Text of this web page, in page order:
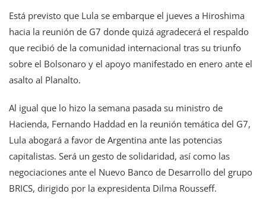
Está previsto que Lula se embarque el jueves a Hiroshima
hacia la reunión de G7 donde quizá agradecerá el respaldo
que recibió de la comunidad internacional tras su triunfo
sobre el Bolsonaro y el apoyo manifestado en enero ante el
asalto al Planalto.
Al igual que lo hizo la semana pasada su ministro de
Hacienda, Fernando Haddad en la reunión temática del G7,
Lula abogará a favor de Argentina ante las potencias
capitalistas. Será un gesto de solidaridad, así como las
negociaciones ante el Nuevo Banco de Desarrollo del grupo
BRICS, dirigido por la expresidenta Dilma Rousseff.